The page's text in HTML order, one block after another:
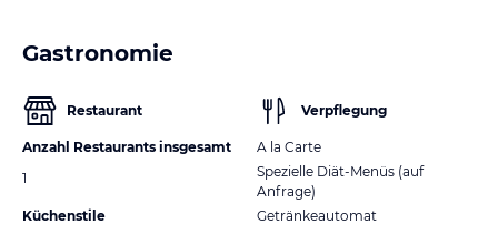
Gastronomie
Restaurant
Anzahl Restaurants insgesamt
1
Küchenstile
Verpflegung
A la Carte
Spezielle Diät-Menüs (auf
Anfrage)
Getränkeautomat